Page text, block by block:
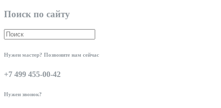
Поиск по сайту
Нужен мастер? Позвоните нам сейчас
+7 499 455-00-42
Нужен звонок?